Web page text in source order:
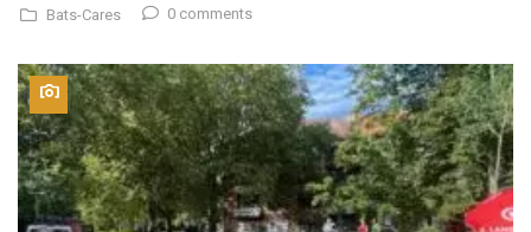
Bats-Cares 0 comments